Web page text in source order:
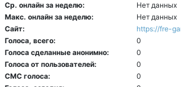
Ср. онлайн за неделю:
Нет данных
Макс. онлайн за неделю:
Нет данных
Сайт:
https://fre-
Голоса, всего:
0
Голоса сделанные анонимно:
0
Голоса от пользователей:
0
СМС голоса:
0